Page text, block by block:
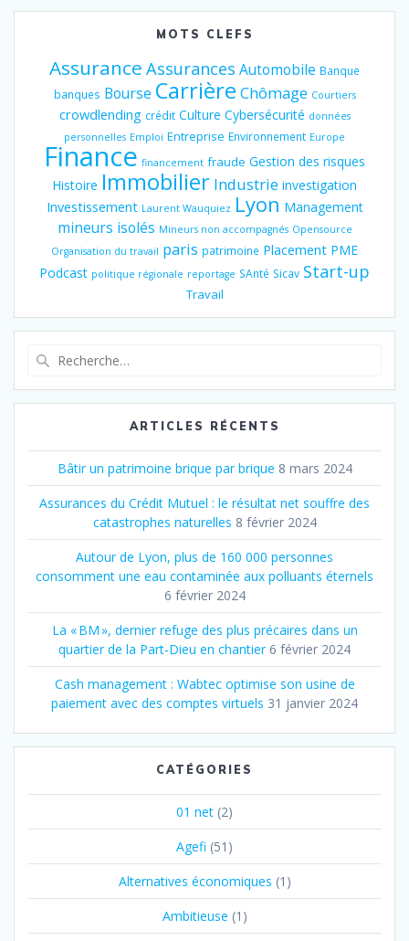
MOTS CLEFS
Assurance Assurances Automobile Banque
banques Bourse Carrière Chômage Courtiers
crowdlending crédit Culture Cybersécurité données
personnelles Emploi Entreprise Environnement Europe
Finance financement fraude Gestion des risques
Histoire Immobilier Industrie investigation
Investissement Laurent Wauquiez Lyon Management
mineurs isolés Mineurs non accompagnés Opensource
Organisation du travail paris patrimoine Placement PME
Podcast politique régionale reportage SAnté Sicav Start-up
Travail
:
ARTICLES RÉCENTS
Bâtir un patrimoine brique par brique 8 mars 2024
Assurances du Crédit Mutuel : le résultat net souffre des
catastrophes naturelles 8 février 2024
Autour de Lyon, plus de 160 000 personnes
consomment une eau contaminée aux polluants éternels
6 février 2024
La « BM », dernier refuge des plus précaires dans un
quartier de la Part‐Dieu en chantier 6 février 2024
Cash management : Wabtec optimise son usine de
paiement avec des comptes virtuels 31 janvier 2024
CATÉGORIES
01 net (2)
Agefi (51)
Alternatives économiques (1)
Ambitieuse (1)